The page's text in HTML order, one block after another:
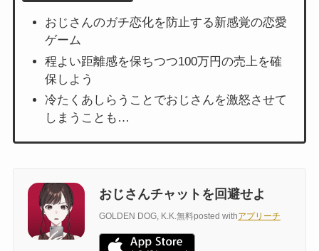
おじさんのガチ恋化を防止する新感覚の恋愛
ゲーム
程よい距離感を保ちつつ100万円の売上を確
保しよう
冷たくあしらうことでおじさんを激怒させて
しまうことも…
おじさんチャットを回避せよ
GOLDEN DOG, K.K.無料posted withアプリーチ